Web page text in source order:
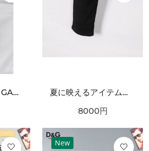
魅惑的 DOLCE＆GABBANA ドルチェ＆ガッバーナ コピー 半袖Tシャツ 存在感抜群
夏に映えるアイテム！DOLCE＆GABBANA ドルチェ＆ガッバーナ コピー ジーパン 秋冬マストアイテム
8000円
New